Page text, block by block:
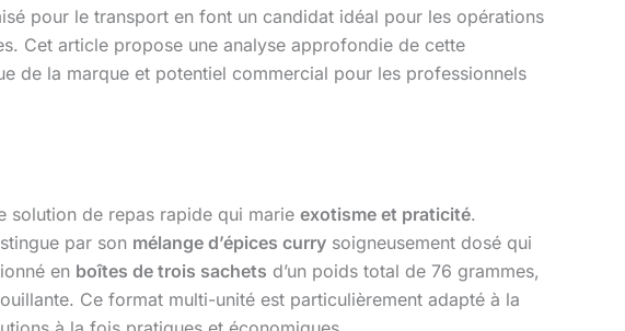
pour le transport en font un candidat idéal pour les opérations
Cet article propose une analyse approfondie de cette
de la marque et potentiel commercial pour les professionnels
solution de repas rapide qui marie exotisme et praticité.
par son mélange d’épices curry soigneusement dosé qui
en boîtes de trois sachets d’un poids total de 76 grammes,
Ce format multi-unité est particulièrement adapté à la